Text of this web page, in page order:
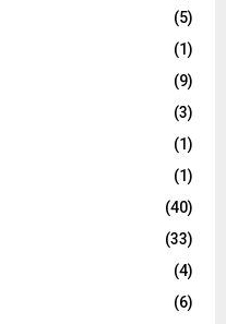
(5)
(1)
(9)
(3)
(1)
(1)
(40)
(33)
(4)
(6)